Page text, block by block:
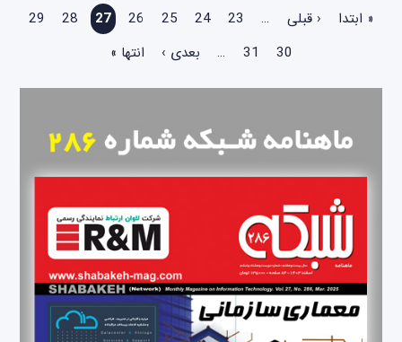
صفحه‌ها
« ابتدا ‹ قبلی …
23
24
25
26
27
28
29
30
31
… بعدی › انتها »